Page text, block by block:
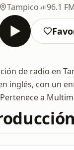
Tampico
96.1 FM
de radio en
inglés, con un
a